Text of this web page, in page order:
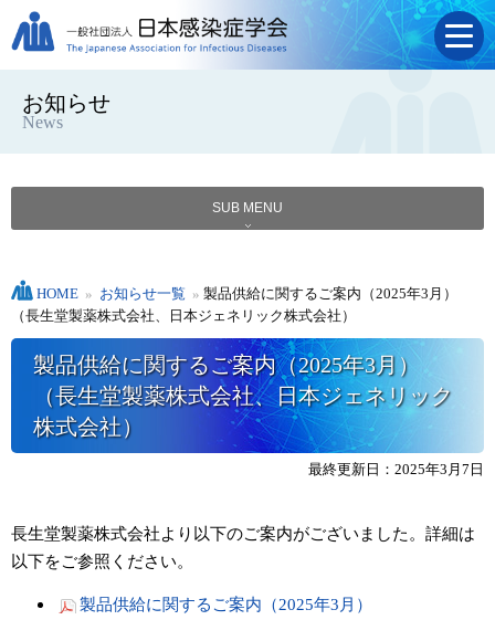
お知らせ
News
SUB MENU
HOME » お知らせ一覧 » 製品供給に関するご案内（2025年3月）
（長生堂製薬株式会社、日本ジェネリック株式会社）
製品供給に関するご案内（2025年3月）
（長生堂製薬株式会社、日本ジェネリック
株式会社）
最終更新日：2025年3月7日
長生堂製薬株式会社より以下のご案内がございました。詳細は
以下をご参照ください。
製品供給に関するご案内（2025年3月）